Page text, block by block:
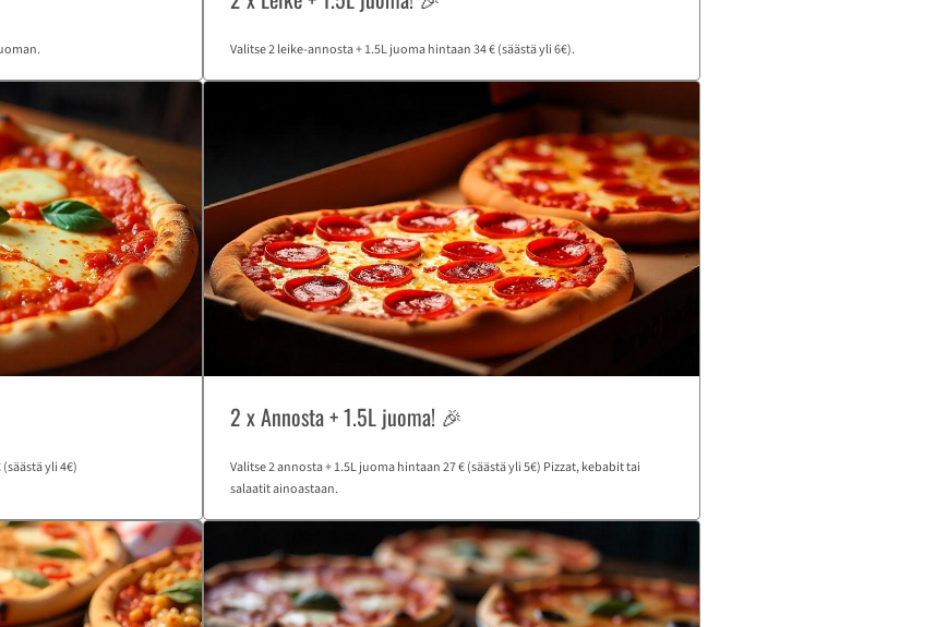
Valitse 2 leike-annosta + 1.5L juoma hintaan 34 € (säästä yli 6€).
yli 4€)
2 x Annosta + 1.5L juoma! 🎉
Valitse 2 annosta + 1.5L juoma hintaan 27 € (säästä yli 5€) Pizzat, kebabit tai
salaatit ainoastaan.